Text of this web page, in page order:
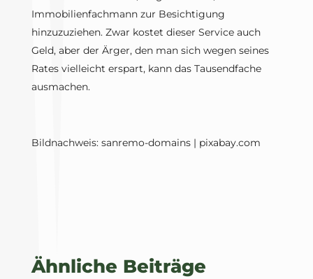
Immobilienfachmann zur Besichtigung
hinzuzuziehen. Zwar kostet dieser Service auch
Geld, aber der Ärger, den man sich wegen seines
Rates vielleicht erspart, kann das Tausendfache
ausmachen.
Bildnachweis: sanremo-domains | pixabay.com
Ähnliche Beiträge